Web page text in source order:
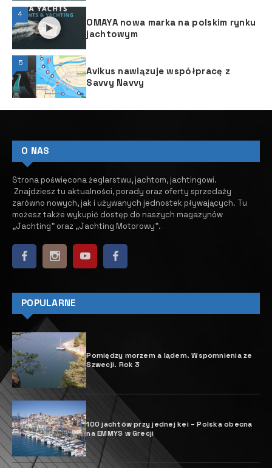
4
OMAYA nowa marka na polskim rynku
jachtowym
5
Avikus nawiązuje współpracę z
Savvy Navvy
O NAS
Strona poświęcona żeglarstwu, jachtom, jachtingowi.
Znajdziesz tu aktualności, porady oraz oferty sprzedaży
zarówno nowych, jak i używanych jednostek pływających. ​ Tu
możesz także wykupić dostęp do naszych magazynów
„Jachting” oraz „Jachting Motorowy”.
POPULARNE
Pomiędzy morzem a lądem. Wspomnienia ze
Szwecji. Rok 3
100 jachtów przy jednej kei – Polska obecna
na EMMYS w Grecji